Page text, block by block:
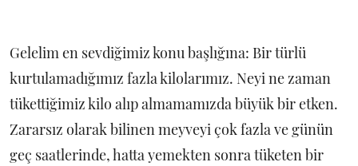
Gelelim en sevdiğimiz konu başlığına: Bir türlü
kurtulamadığımız fazla kilolarımız. Neyi ne zaman
tükettiğimiz kilo alıp almamamızda büyük bir etken.
Zararsız olarak bilinen meyveyi çok fazla ve günün
geç saatlerinde, hatta yemekten sonra tüketen bir